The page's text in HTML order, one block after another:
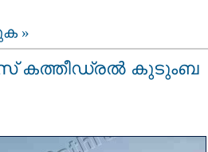
»
കത്തീഡ്രല്‍ കുടുംബ